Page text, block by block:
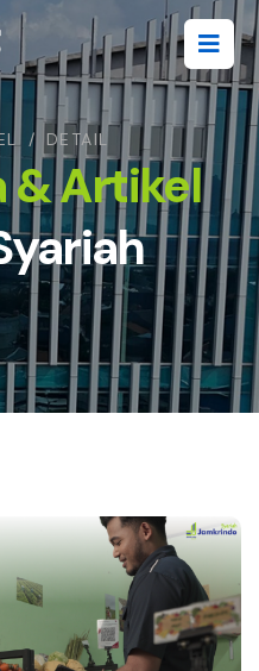
/ DETAIL
& Artikel